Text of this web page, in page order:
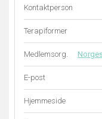
Kontaktperson
Terapiformer
Medlemsorg.
E-post
Hjemmeside